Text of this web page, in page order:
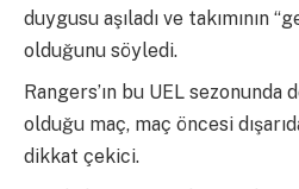
duygusu aşıladı ve takımının
olduğunu söyledi.
Rangers’ın bu UEL
olduğu maç, maç öncesi
dikkat çekici.